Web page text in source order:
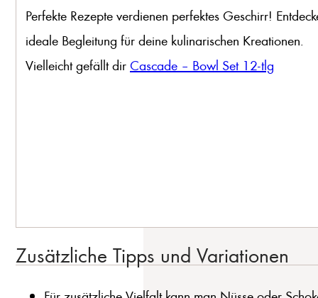
Perfekte Rezepte verdienen perfektes Geschirr!
ideale Begleitung für deine kulinarischen Kreationen.
Vielleicht gefällt dir Cascade – Bowl Set 12-tlg
Zusätzliche Tipps und Variationen